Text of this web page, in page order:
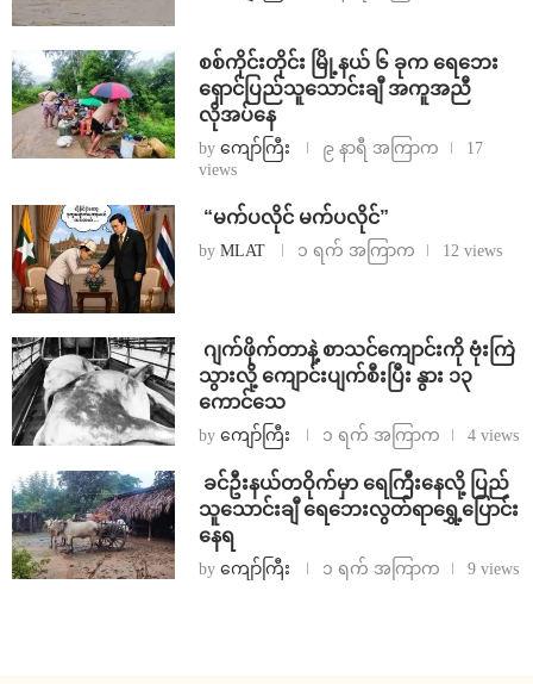
စစ်ကိုင်းတိုင်း မြို့နယ် ၆ ခုက ရေဘေး
ရှောင်ပြည်သူသောင်းချီ အကူအညီ
လိုအပ်နေ
by ကျော်ကြီး ၉ နာရီ အကြာက
17
views
⁨ ⁨“မက်ပလိုင် မက်ပလိုင်”
by MLAT ၁ ရက် အကြာက 12 views
⁨⁩ ⁨ဂျက်ဖိုက်တာနဲ့ စာသင်ကျောင်းကို ဗုံးကြဲ
သွားလို့ ကျောင်းပျက်စီးပြီး နွား ၁၃
ကောင်သေ
by ကျော်ကြီး ၁ ရက် အကြာက 4 views
⁩ ⁨ခင်ဦးနယ်တဝိုက်မှာ ရေကြီးနေလို့ ပြည်
သူသောင်းချီ ရေဘေးလွတ်ရာရွှေ့ပြောင်း
နေရ
by ကျော်ကြီး ၁ ရက် အကြာက 9 views